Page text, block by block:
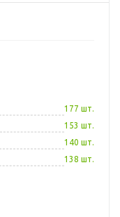
177 шт.
153 шт.
140 шт.
138 шт.